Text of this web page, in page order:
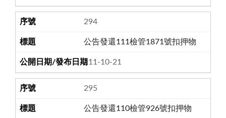
294
公告發還111檢管1871號扣押物
111-10-21
295
公告發還110檢管926號扣押物